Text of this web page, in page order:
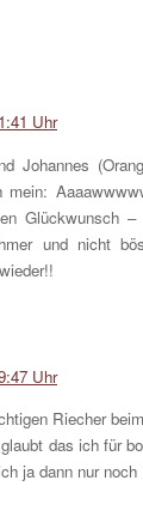
Uhr
Johannes
mein:
Glückwunsch
und nicht
Uhr
Riecher
das ich für
ja dann nur noch